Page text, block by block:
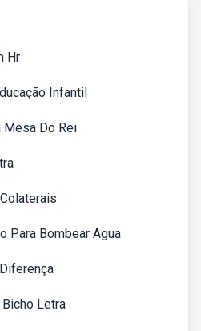
Hr
Infantil
Mesa Do Rei
Para Bombear Agua
Letra